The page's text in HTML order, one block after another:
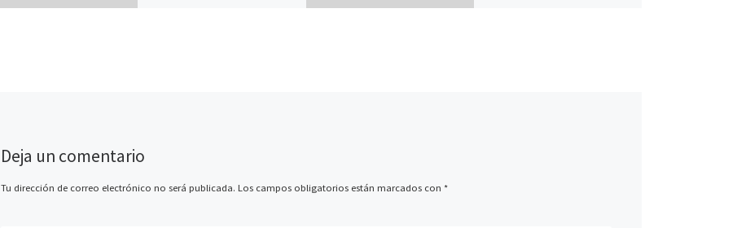
Deja un comentario
Tu dirección de correo electrónico no será publicada. Los campos obligatorios están marcados con *